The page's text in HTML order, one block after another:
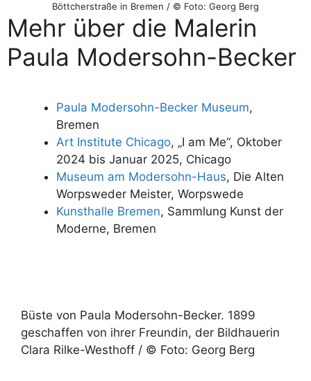
Böttcherstraße in Bremen / © Foto: Georg Berg
Mehr über die Malerin
Paula Modersohn-Becker
Paula Modersohn-Becker Museum,
Bremen
Art Institute Chicago, „I am Me“, Oktober
2024 bis Januar 2025, Chicago
Museum am Modersohn-Haus, Die Alten
Worpsweder Meister, Worpswede
Kunsthalle Bremen, Sammlung Kunst der
Moderne, Bremen
Büste von Paula Modersohn-Becker. 1899
geschaffen von ihrer Freundin, der Bildhauerin
Clara Rilke-Westhoff / © Foto: Georg Berg